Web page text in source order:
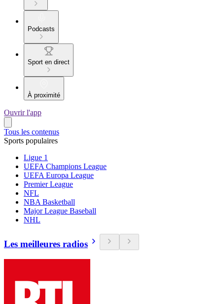
Podcasts
Sport en direct
À proximité
Ouvrir l'app
Tous les contenus
Sports populaires
Ligue 1
UEFA Champions League
UEFA Europa League
Premier League
NFL
NBA Basketball
Major League Baseball
NHL
Les meilleures radios